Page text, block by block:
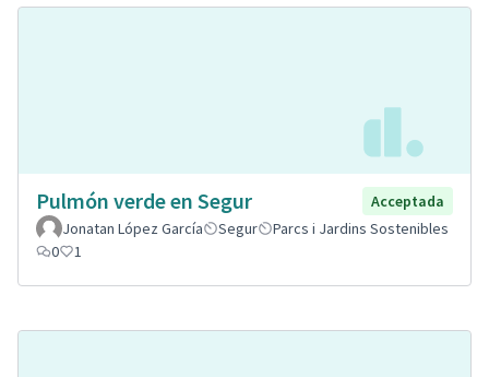
Pulmón verde en Segur
Acceptada
Jonatan López García
Segur
Parcs i Jardins Sostenibles
0
1